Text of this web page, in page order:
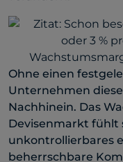
Ohne einen
Unternehmen
Nachhinein. Das
Devisenmarkt fühlt
unkontrollierbares
beherrschbare